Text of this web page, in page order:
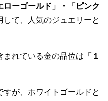
ローゴールド」・「ピンク
して、人気のジュエリーと
まれている金の品位は 「１
が、ホワイトゴールドと